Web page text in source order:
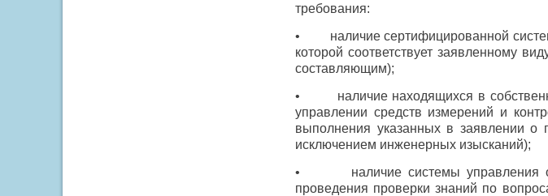
требования:
•
наличие сертифицированной
которой соответствует заявленному
составляющим);
•
наличие находящихся в
управлении средств измерений и
выполнения указанных в заявлении о
исключением инженерных изысканий);
•
наличие системы управления
проведения проверки знаний по